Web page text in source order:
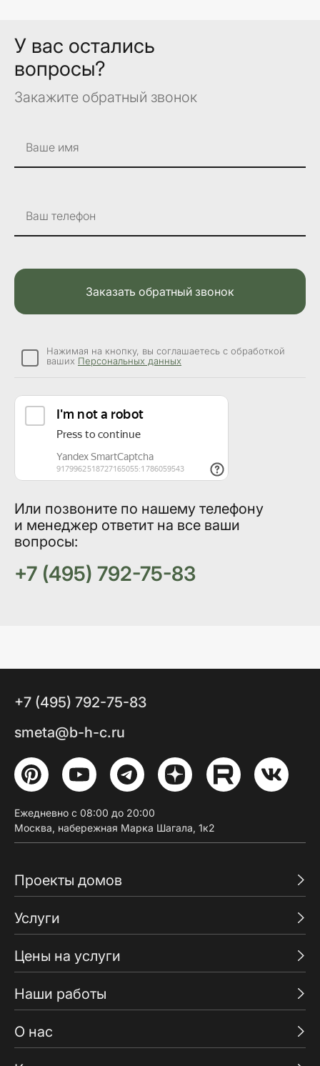
У вас остались
вопросы?
Закажите обратный звонок
Или позвоните по нашему телефону
и менеджер ответит на все ваши
вопросы:
+7 (495) 792-75-83
Ваше имя
Ваш телефон
Заказать обратный звонок
Нажимая на кнопку, вы соглашаетесь с обработкой
ваших Персональных данных
Проекты домов
Услуги
Цены на услуги
Наши работы
О нас
+7 (495) 792-75-83
smeta@b-h-c.ru
Ежедневно с 08:00 до 20:00
Москва, набережная Марка Шагала, 1к2